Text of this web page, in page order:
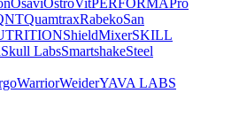
OsaviOstroVitPERFORMAPro
QuamtraxRabekoSan
ShieldMixerSKILL
Skull LabsSmartshakeSteel
WarriorWeiderYAVA LABS